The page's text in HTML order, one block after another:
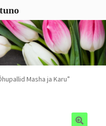
Masha ja Karu”